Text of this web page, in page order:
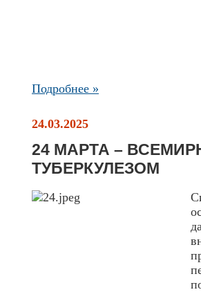
Подробнее »
24.03.2025
24 МАРТА –
ТУБЕРКУЛЕЗОМ